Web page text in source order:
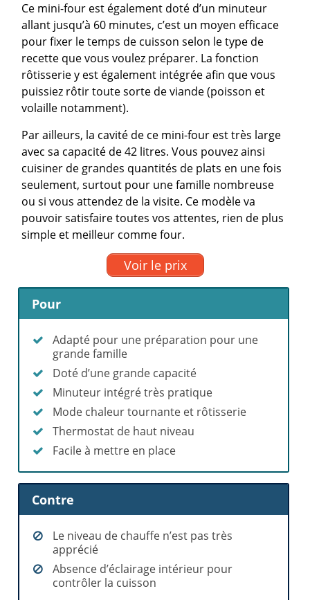
Ce mini-four est également doté d’un minuteur
allant jusqu’à 60 minutes, c’est un moyen efficace
pour fixer le temps de cuisson selon le type de
recette que vous voulez préparer. La fonction
rôtisserie y est également intégrée afin que vous
puissiez rôtir toute sorte de viande (poisson et
volaille notamment).
Par ailleurs, la cavité de ce mini-four est très large
avec sa capacité de 42 litres. Vous pouvez ainsi
cuisiner de grandes quantités de plats en une fois
seulement, surtout pour une famille nombreuse
ou si vous attendez de la visite. Ce modèle va
pouvoir satisfaire toutes vos attentes, rien de plus
simple et meilleur comme four.
Voir le prix
Pour
Adapté pour une préparation pour une
grande famille
Doté d’une grande capacité
Minuteur intégré très pratique
Mode chaleur tournante et rôtisserie
Thermostat de haut niveau
Facile à mettre en place
Contre
Le niveau de chauffe n’est pas très
apprécié
Absence d’éclairage intérieur pour
contrôler la cuisson